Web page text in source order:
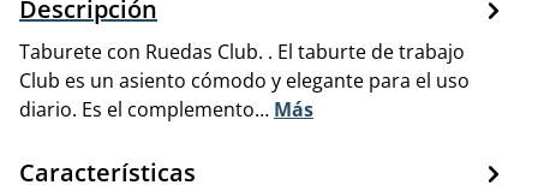
Descripción
Taburete con Ruedas Club. . El taburte de trabajo
Club es un asiento cómodo y elegante para el uso
diario. Es el complemento… Más
Características